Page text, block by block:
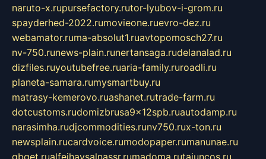
naruto-x.rupursefactory.rutor-lyubov-i-grom.ru
spayderhed-2022.rumovieone.ruevro-dez.ru
webamator.ruma-absolut1.ruavtopomosch27.ru
nv-750.runews-plain.runertansaga.rudelanalad.ru
dizfiles.ruyoutubefree.ruaria-family.ruroadli.ru
planeta-samara.rumysmartbuy.ru
matrasy-kemerovo.ruashanet.rutrade-farm.ru
dotcustoms.rudomizbrusa9x12spb.ruautodamp.ru
narasimha.rudjcommodities.runv750.rux-ton.ru
newsplain.rucardvoice.rumodopaper.rumanunae.ru